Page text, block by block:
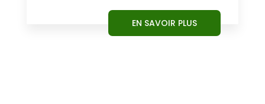
EN SAVOIR PLUS